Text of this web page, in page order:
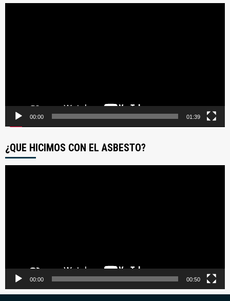
00:00 01:39
¿QUE HICIMOS CON EL ASBESTO?
00:00 00:50